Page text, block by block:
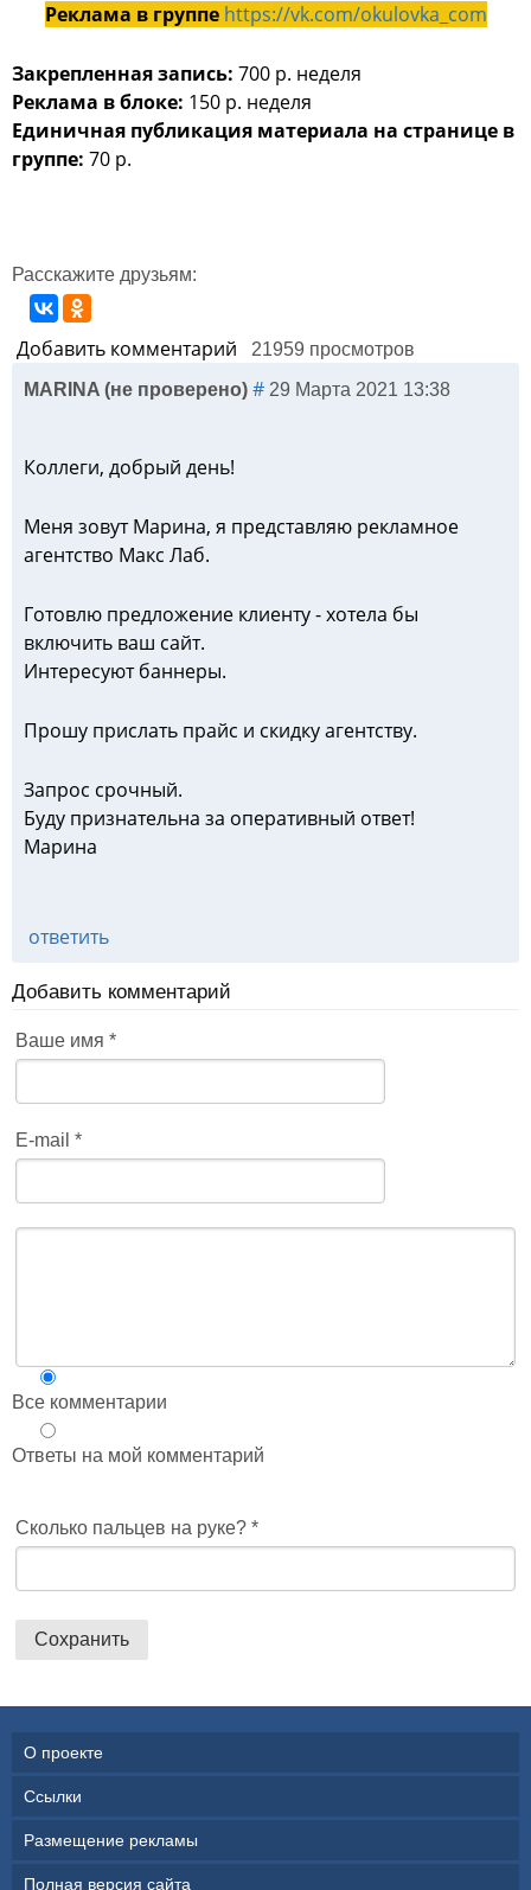
Реклама в группе https://vk.com/okulovka_com
Закрепленная запись: 700 р. неделя
Реклама в блоке: 150 р. неделя
Единичная публикация материала на странице в
группе: 70 р.
Расскажите друзьям:
Добавить комментарий
21959 просмотров
MARINA (не проверено) # 29 Марта 2021 13:38
Коллеги, добрый день!
Меня зовут Марина, я представляю рекламное
агентство Макс Лаб.
Готовлю предложение клиенту - хотела бы
включить ваш сайт.
Интересуют баннеры.
Прошу прислать прайс и скидку агентству.
Запрос срочный.
Буду признательна за оперативный ответ!
Марина
ответить
Добавить комментарий
Ваше имя*
E-mail*
Все комментарии
Ответы на мой комментарий
Сколько пальцев на руке?*
О проекте
Ссылки
Размещение рекламы
Полная версия сайта